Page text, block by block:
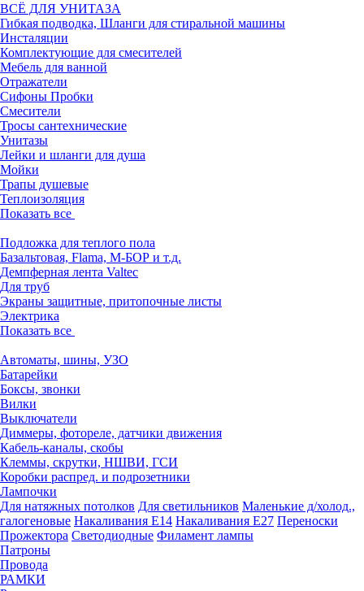
ВСЁ ДЛЯ УНИТАЗА
Гибкая подводка, Шланги для стиральной машины
Инсталяции
Комплектующие для смесителей
Мебель для ванной
Отражатели
Сифоны Пробки
Смесители
Тросы сантехнические
Унитазы
Лейки и шланги для душа
Мойки
Трапы душевые
Теплоизоляция
Показать все
Подложка для теплого пола
Базальтовая, Flama, М-БОР и т.д.
Демпферная лента Valtec
Для труб
Экраны защитные, притопочные листы
Электрика
Показать все
Автоматы, шины, УЗО
Батарейки
Боксы, звонки
Вилки
Выключатели
Диммеры, фотореле, датчики движения
Кабель-каналы, скобы
Клеммы, скрутки, НШВИ, ГСИ
Коробки распред. и подрозетники
Лампочки
Для натяжных потолков Для светильников Маленькие д/холод.,
галогеновые Накаливания Е14 Накаливания Е27 Переноски
Прожектора Светодиодные Филамент лампы
Патроны
Провода
РАМКИ